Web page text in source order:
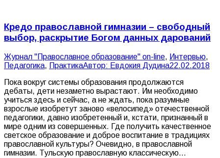
Кредо православной гимназии – свободный
выбор, раскрытие Богом данных дарований
Журнал "Православное образование" on-line, Интервью,
Педагогика, ПрактикаАвтор: Евдокия Дудина22.02.2018
Пока вокруг системы образования продолжаются
дебаты, дети незаметно вырастают. Им необходимо
учиться здесь и сейчас, а не ждать, пока разумные
взрослые изобретут заново «велосипед» отечественной
педагогики, давно изобретенный и, кстати, признанный в
мире одним из совершенных. Где получить качественное
светское образование и доброе воспитание в традициях
православной культуры? Очевидно, в православной
гимназии. Тульскую православную классическую…